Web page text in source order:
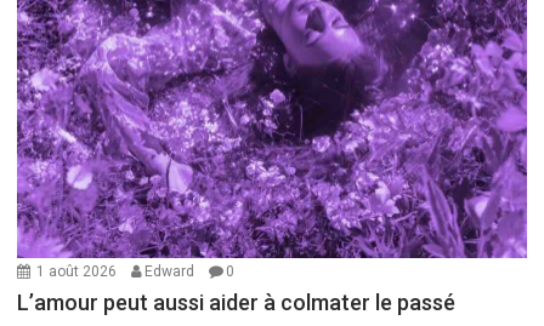
1 août 2026 Edward 0
L’amour peut aussi aider à colmater le passé